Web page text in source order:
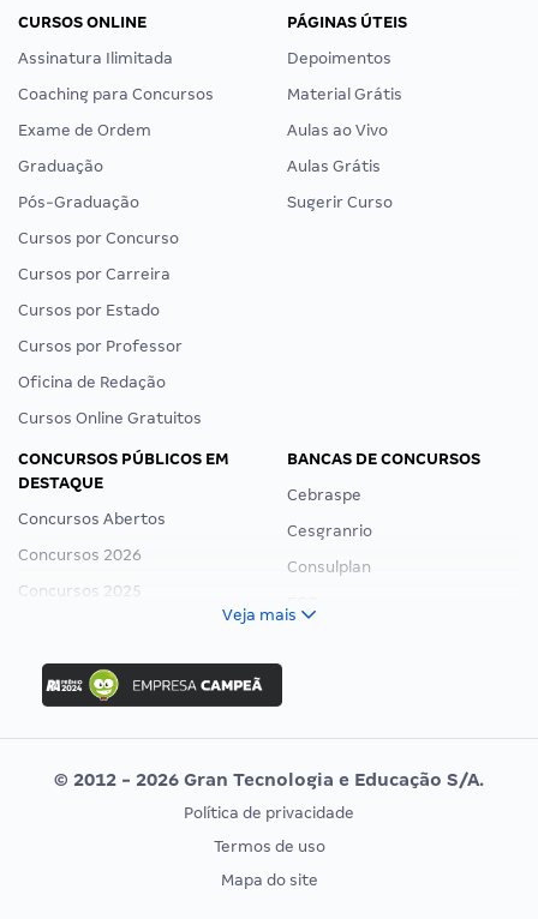
CURSOS ONLINE
Assinatura Ilimitada
Coaching para Concursos
Exame de Ordem
Graduação
Pós-Graduação
Cursos por Concurso
Cursos por Carreira
Cursos por Estado
Cursos por Professor
Oficina de Redação
Cursos Online Gratuitos
PÁGINAS ÚTEIS
Depoimentos
Material Grátis
Aulas ao Vivo
Aulas Grátis
Sugerir Curso
CONCURSOS PÚBLICOS EM
DESTAQUE
Concursos Abertos
Concursos 2026
Concursos 2025
Concurso Ibama
Concurso MPU
Editais publicados
BANCAS DE CONCURSOS
Cebraspe
Cesgranrio
Consulplan
Vunesp
CONCURSOS POR PROFISSÃO
EXAME DE ORDEM
Veja mais
© 2012 - 2026 Gran Tecnologia e Educação S/A.
Política de privacidade
Termos de uso
Mapa do site